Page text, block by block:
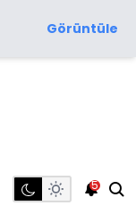
Görüntüle
5